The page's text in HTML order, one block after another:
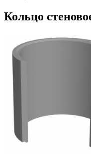
Кольцо